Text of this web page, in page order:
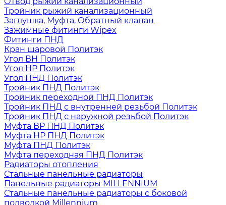
Тройник рыжий канализационный
Заглушка, Муфта, Обратный клапан
Зажимные фитинги Wipex
Фитинги ПНД
Кран шаровой Политэк
Угол ВН Политэк
Угол НР Политэк
Угол ПНД Политэк
Тройник ПНД Политэк
Тройник переходной ПНД Политэк
Тройник ПНД с внутренней резьбой Политэк
Тройник ПНД с наружной резьбой Политэк
Муфта ВР ПНД Политэк
Муфта НР ПНД Политэк
Муфта ПНД Политэк
Муфта переходная ПНД Политэк
Радиаторы отопления
Стальные панельные радиаторы
Панельные радиаторы MILLENNIUM
Стальные панельные радиаторы с боковой
подводкой Millennium